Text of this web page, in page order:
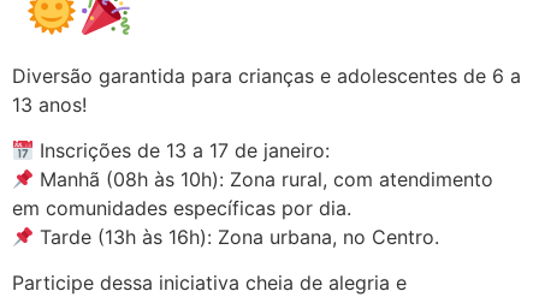
Diversão garantida para crianças e adolescentes de 6 a
13 anos!
Inscrições de 13 a 17 de janeiro:
Manhã (08h às 10h): Zona rural, com atendimento
em comunidades específicas por dia.
Tarde (13h às 16h): Zona urbana, no Centro.
Participe dessa iniciativa cheia de alegria e